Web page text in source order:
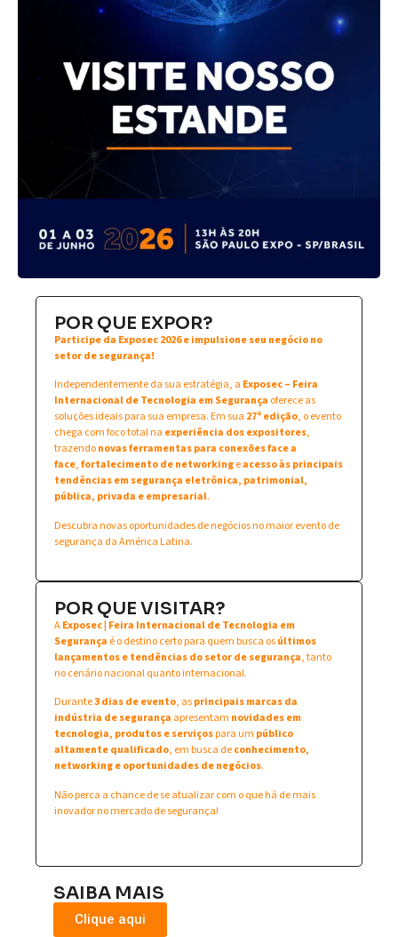
POR QUE EXPOR?
Participe da Exposec 2026 e impulsione seu negócio no
setor de segurança!
Independentemente da sua estratégia, a Exposec – Feira
Internacional de Tecnologia em Segurança oferece as
soluções ideais para sua empresa. Em sua 27ª edição, o evento
chega com foco total na experiência dos expositores,
trazendonovas ferramentas para conexões face a
face,fortalecimento de networkingeacesso às principais
tendências em segurança eletrônica, patrimonial,
pública, privada e empresarial.
Descubra novas oportunidades de negócios no maior evento de
segurança da América Latina.
POR QUE VISITAR?
AExposec | Feira Internacional de Tecnologia em
Segurança é o destino certo para quem busca osúltimos
lançamentos e tendências do setor de segurança, tanto
no cenário nacional quanto internacional.
Durante3 dias de evento, asprincipais marcas da
indústria de segurança apresentam novidades em
tecnologia, produtos e serviçospara um público
altamente qualificado, em busca deconhecimento,
networking e oportunidades de negócios.
Não perca a chance de se atualizar com o que há de mais
inovador no mercado de segurança!
SAIBA MAIS
Clique aqui